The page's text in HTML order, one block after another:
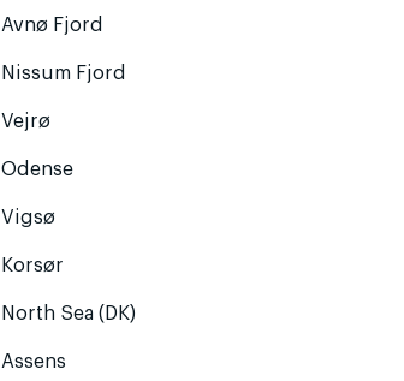
Avnø Fjord
Nissum Fjord
Vejrø
Odense
Vigsø
Korsør
North Sea (DK)
Assens